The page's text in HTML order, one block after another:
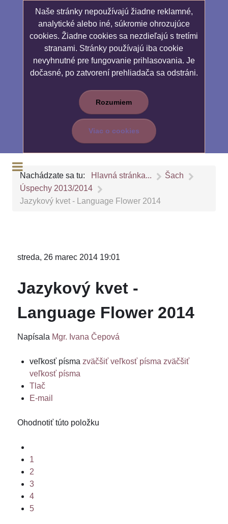
Naše stránky nepoužívajú žiadne reklamné,
analytické alebo iné, súkromie ohrozujúce
cookies. Žiadne cookies sa nezdieľajú s tretími
stranami. Stránky používajú iba cookie
nevyhnutné pre fungovanie prihlasovania. Je
dočasné, po zatvorení prehliadača sa odstráni.
Rozumiem
Viac o cookies
Nachádzate sa tu: Hlavná stránka...
Šach
Úspechy 2013/2014
Jazykový kvet - Language Flower 2014
streda, 26 marec 2014 19:01
Jazykový kvet -
Language Flower 2014
Napísala Mgr. Ivana Čepová
veľkosť písma zväčšiť veľkosť písma zväčšiť
veľkosť písma
Tlač
E-mail
Ohodnotiť túto položku
1
2
3
4
5